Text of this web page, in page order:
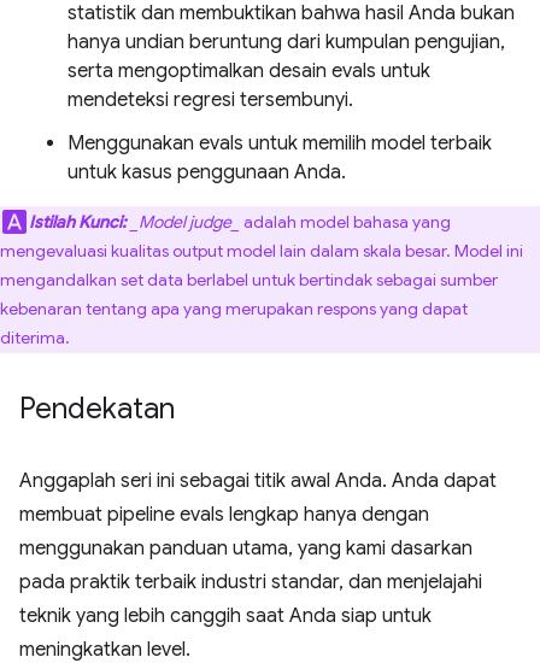
statistik dan membuktikan bahwa hasil Anda bukan
hanya undian beruntung dari kumpulan pengujian,
serta mengoptimalkan desain evals untuk
mendeteksi regresi tersembunyi.
Menggunakan evals untuk memilih model terbaik
untuk kasus penggunaan Anda.
Istilah Kunci:_Model judge_ adalah model bahasa yang
mengevaluasi kualitas output model lain dalam skala besar. Model ini
mengandalkan set data berlabel untuk bertindak sebagai sumber
kebenaran tentang apa yang merupakan respons yang dapat
diterima.
Pendekatan
Anggaplah seri ini sebagai titik awal Anda. Anda dapat
membuat pipeline evals lengkap hanya dengan
menggunakan panduan utama, yang kami dasarkan
pada praktik terbaik industri standar, dan menjelajahi
teknik yang lebih canggih saat Anda siap untuk
meningkatkan level.